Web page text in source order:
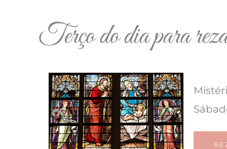
Terço do dia para